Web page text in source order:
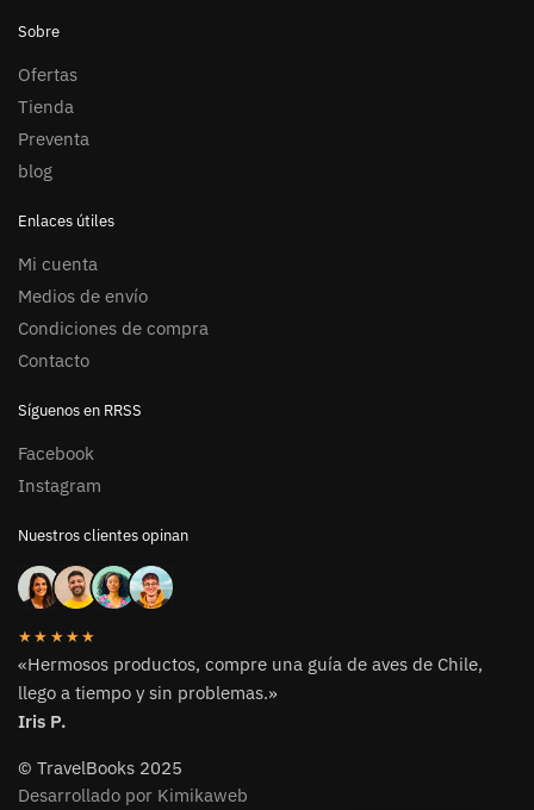
Sobre
Ofertas
Tienda
Preventa
blog
Enlaces útiles
Mi cuenta
Medios de envío
Condiciones de compra
Contacto
Síguenos en RRSS
Facebook
Instagram
Nuestros clientes opinan
★★★★★
«Hermosos productos, compre una guía de aves de Chile,
llego a tiempo y sin problemas.»
Iris P.
© TravelBooks 2025
Desarrollado por Kimikaweb